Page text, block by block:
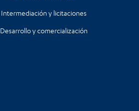
Intermediación y licitaciones
Desarrollo y comercialización